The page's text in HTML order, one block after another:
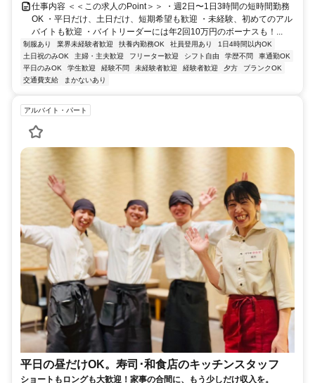
仕事内容 ＜＜この求人のPoint＞＞ ・週2日〜1日3時間の短時間勤務
OK ・平日だけ、土日だけ、短期希望も歓迎 ・未経験、初めてのアル
バイトも歓迎 ・バイトリーダーには年2回10万円のボーナスも！...
制服あり 業界未経験者歓迎 扶養内勤務OK 社員登用あり
1日4時間以内OK
土日祝のみOK
主婦・主夫歓迎 フリーター歓迎 シフト自由 学歴不問
車通勤OK
平日のみOK
学生歓迎 経験不問 未経験者歓迎 経験者歓迎 夕方
ブランクOK
交通費支給
まかないあり
アルバイト・パート
平日の昼だけOK。寿司･和食店のキッチンスタッフ
ショートもロングも大歓迎！家事の合間に、もう少しだけ収入を。